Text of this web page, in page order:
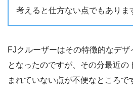
考えると仕方ない点でもありま
FJクルーザーはその特徴的なデ
となったのですが、その分最近の
まれていない点が不便なところで